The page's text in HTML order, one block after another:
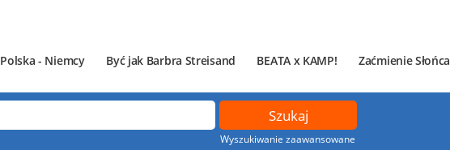
Polska - Niemcy Być jak Barbra Streisand BEATA x KAMP! Zaćmienie Słońca
Wyszukiwanie zaawansowane